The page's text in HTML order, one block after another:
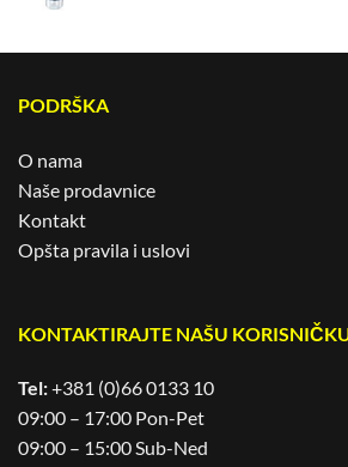
bila:
PODRŠKA
O nama
Naše prodavnice
Kontakt
Opšta pravila i uslovi
KONTAKTIRAJTE NAŠU
Tel:+381 (0)66 0133 10
09:00 – 17:00 Pon-Pet
09:00 – 15:00 Sub-Ned